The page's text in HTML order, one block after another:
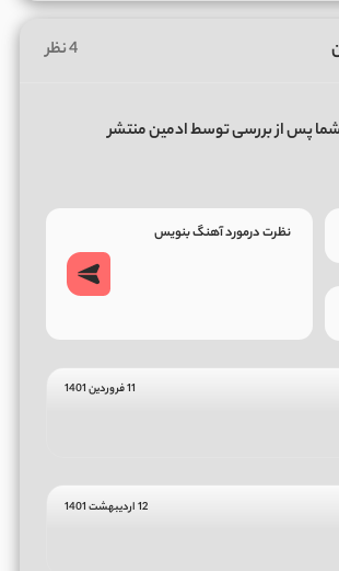
4 نظر
شما پس از بررسی توسط ادمین منتشر
11 فروردین 1401
12 اردیبهشت 1401